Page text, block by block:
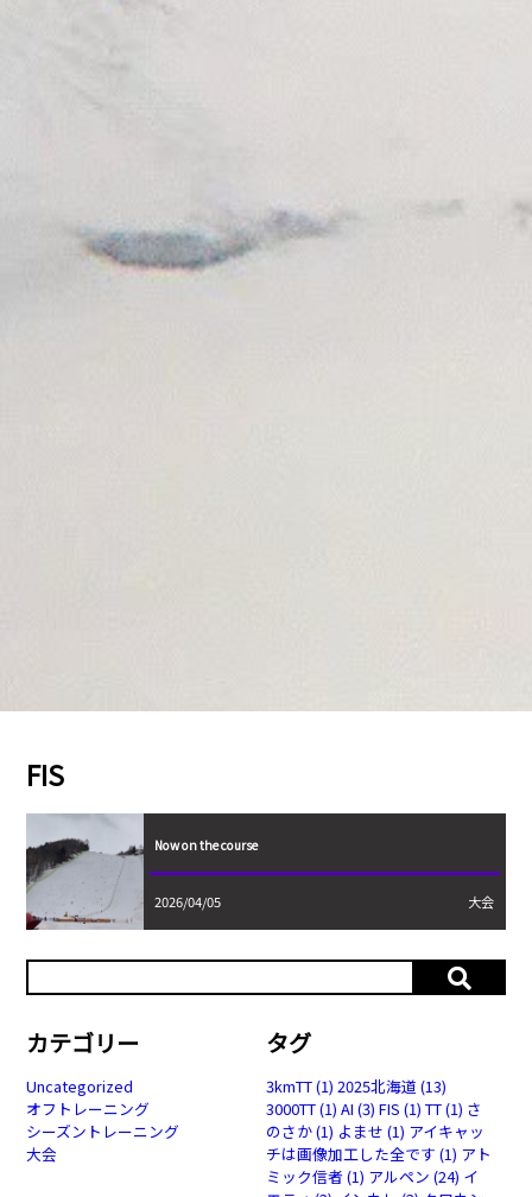
FIS
Now on the course
2026/04/05 大会
カテゴリー
Uncategorized
オフトレーニング
シーズントレーニング
大会
タグ
3kmTT(1) 2025北海道 (13)
3000TT(1) AI (3) FIS (1) TT(1) さ
のさか(1) よませ (1) アイキャッ
チは画像加工した全です (1) アト
ミック信者 (1) アルペン (24) イ